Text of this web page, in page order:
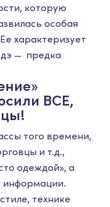
которую
особая
характеризует
— предка
ВСЕ,
того времени,
и т.д.,
одеждой», а
информации.
технике